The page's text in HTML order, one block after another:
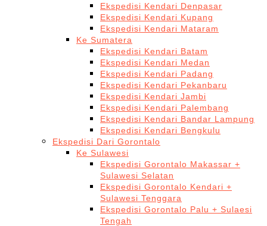
Ekspedisi Kendari Denpasar
Ekspedisi Kendari Kupang
Ekspedisi Kendari Mataram
Ke Sumatera
Ekspedisi Kendari Batam
Ekspedisi Kendari Medan
Ekspedisi Kendari Padang
Ekspedisi Kendari Pekanbaru
Ekspedisi Kendari Jambi
Ekspedisi Kendari Palembang
Ekspedisi Kendari Bandar Lampung
Ekspedisi Kendari Bengkulu
Ekspedisi Dari Gorontalo
Ke Sulawesi
Ekspedisi Gorontalo Makassar +
Sulawesi Selatan
Ekspedisi Gorontalo Kendari +
Sulawesi Tenggara
Ekspedisi Gorontalo Palu + Sulaesi
Tengah